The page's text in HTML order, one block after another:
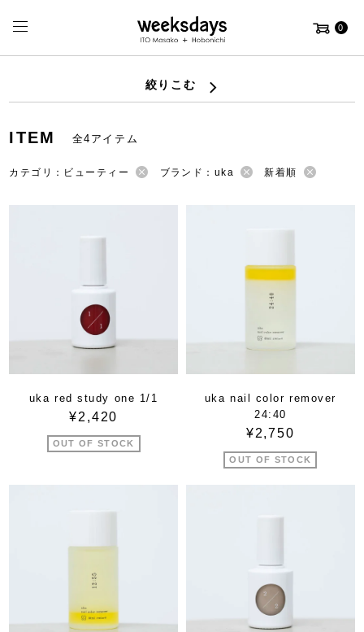
0
絞りこむ
ITEM 全4アイテム
カテゴリ：ビューティー ブランド：uka 新着順
uka red study one 1/1
¥2,420
OUT OF STOCK
uka nail color remover
24:40
¥2,750
OUT OF STOCK